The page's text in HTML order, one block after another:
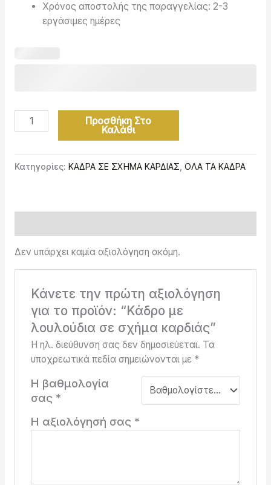
Χρόνος αποστολής της παραγγελίας: 2-3
εργάσιμες ημέρες
Προσθήκη Στο
Καλάθι
Κατηγορίες: ΚΑΔΡΑ ΣΕ ΣΧΗΜΑ ΚΑΡΔΙΑΣ ΟΛΑ ΤΑ ΚΑΔΡΑ
Δεν υπάρχει καμία αξιολόγηση ακόμη.
Κάνετε την πρώτη αξιολόγηση
για το προϊόν: “Κάδρο με
λουλούδια σε σχήμα καρδιάς”
Η ηλ. διεύθυνση σας δεν δημοσιεύεται. Τα
υποχρεωτικά πεδία σημειώνονται με *
Η βαθμολογία
σας *
Η αξιολόγησή σας *